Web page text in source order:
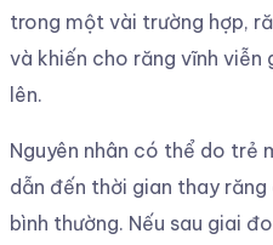
trong một vài trường hợp,
và khiến cho răng vĩnh viễn
lên.
Nguyên nhân có thể do trẻ
dẫn đến thời gian thay
bình thường. Nếu sau giai